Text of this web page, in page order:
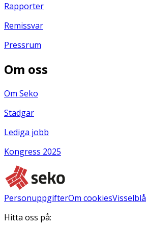
Rapporter
Remissvar
Pressrum
Om oss
Om Seko
Stadgar
Lediga jobb
Kongress 2025
PersonuppgifterOm cookies
Hitta oss på: